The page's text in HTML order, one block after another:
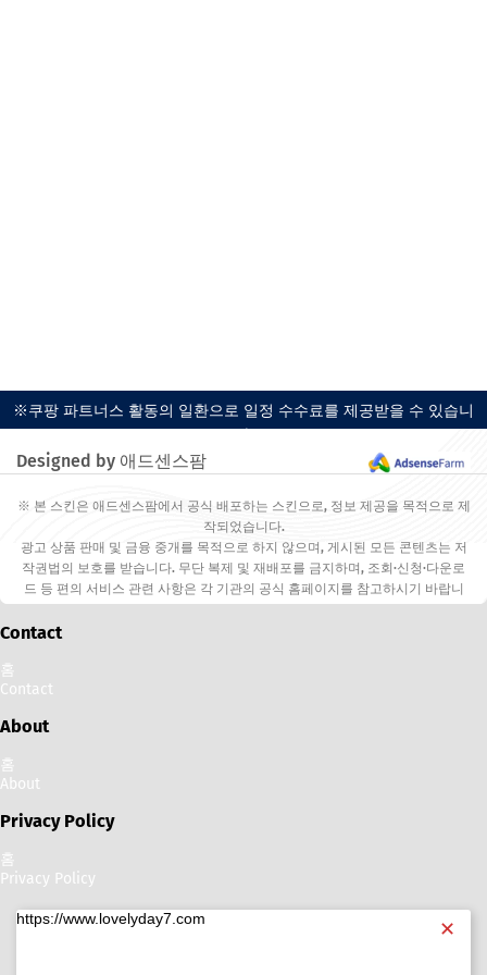
※쿠팡 파트너스 활동의 일환으로 일정 수수료를 제공받을 수 있습니
다.
Designed by 애드센스팜
※ 본 스킨은 애드센스팜에서 공식 배포하는 스킨으로, 정보 제공을 목적으로 제
작되었습니다.
광고 상품 판매 및 금융 중개를 목적으로 하지 않으며, 게시된 모든 콘텐츠는 저
작권법의 보호를 받습니다. 무단 복제 및 재배포를 금지하며, 조회·신청·다운로
드 등 편의 서비스 관련 사항은 각 기관의 공식 홈페이지를 참고하시기 바랍니
Contact
홈
Contact
About
홈
About
Privacy Policy
홈
Privacy Policy
✕
https://www.lovelyday7.com